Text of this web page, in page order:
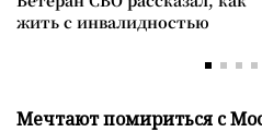
жить с инвалидностью
Мечтают помириться с